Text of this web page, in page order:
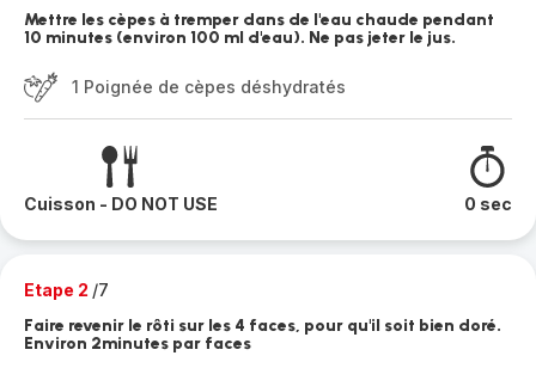
Mettre les cèpes à tremper dans de l'eau chaude pendant
10 minutes (environ 100 ml d'eau). Ne pas jeter le jus.
1 Poignée de cèpes déshydratés
Cuisson - DO NOT USE 0 sec
Etape 2 /7
Faire revenir le rôti sur les 4 faces, pour qu'il soit bien doré.
Environ 2minutes par faces